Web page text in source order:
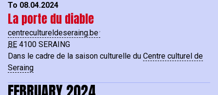
To 08.04.2024
La porte du diable
centrecultureldeseraing.be
BE 4100 SERAING
Dans le cadre de la saison culturelle du Centre culturel de
Seraing